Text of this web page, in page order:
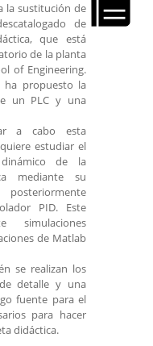
la sustitución de
de
que está
de la planta
of Engineering.
ha propuesto la
un PLC y una
a cabo esta
estudiar el
de la
mediante su
PID. Este
simulaciones
de Matlab
se realizan los
detalle y una
fuente para el
para hacer
didáctica.